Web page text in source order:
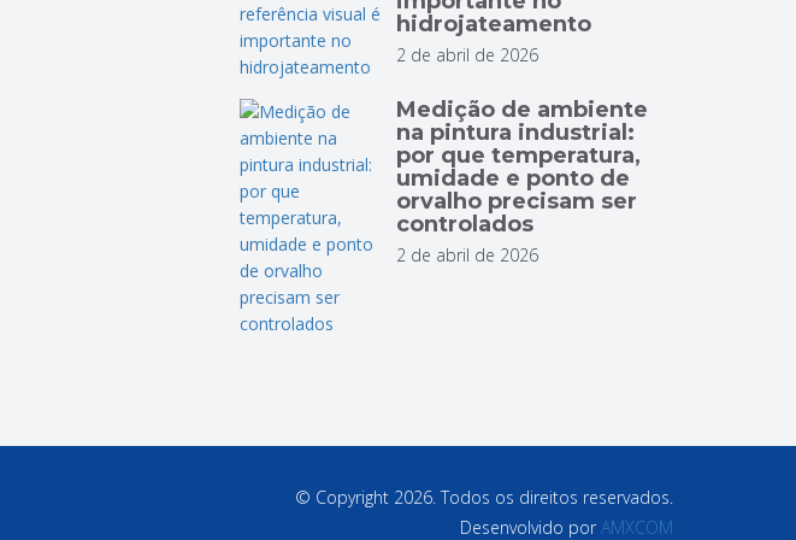
hidrojateamento
2 de abril de 2026
Medição de ambiente
na pintura industrial:
por que temperatura,
umidade e ponto de
orvalho precisam ser
controlados
2 de abril de 2026
© Copyright 2026. Todos os direitos reservados.
Desenvolvido porAMXCOM